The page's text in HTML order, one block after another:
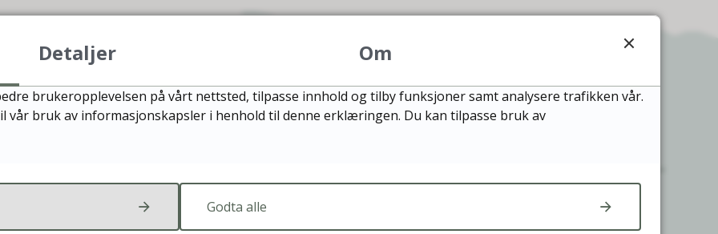
NESNA KOMMUNE
Detaljer Om
brukeropplevelsen på vårt nettsted, tilpasse innhold og tilby funksjoner samt analysere trafikken vår.
vår bruk av informasjonskapsler i henhold til denne erklæringen. Du kan tilpasse bruk av
Godta alle